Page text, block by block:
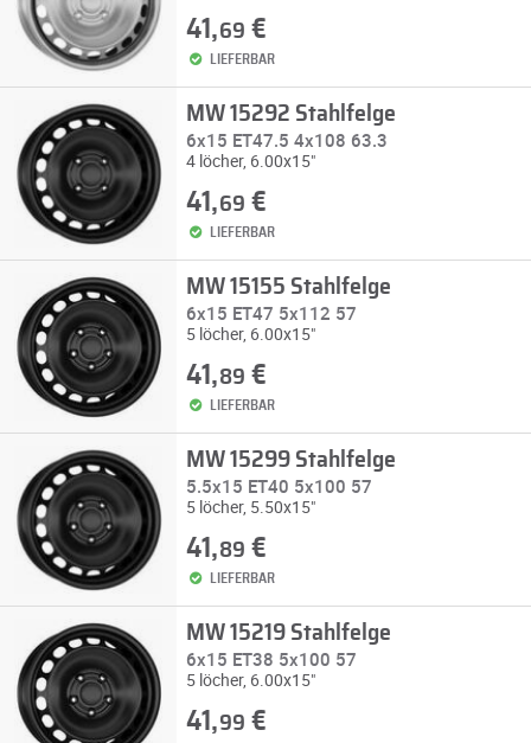
41,69 €
LIEFERBAR
MW 15292 Stahlfelge
6x15 ET47.5 4x108 63.3
4 löcher, 6.00x15"
41,69 €
LIEFERBAR
MW 15155 Stahlfelge
6x15 ET47 5x112 57
5 löcher, 6.00x15"
41,89 €
LIEFERBAR
MW 15299 Stahlfelge
5.5x15 ET40 5x100 57
5 löcher, 5.50x15"
41,89 €
LIEFERBAR
MW 15219 Stahlfelge
6x15 ET38 5x100 57
5 löcher, 6.00x15"
41,99 €